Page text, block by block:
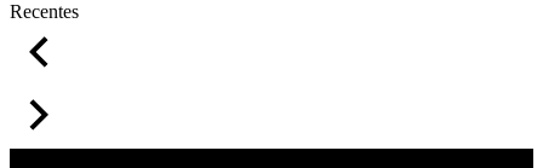
Recentes